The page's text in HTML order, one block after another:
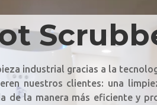
industrial gracias a la
nuestros clientes: una
de la manera más eficiente y